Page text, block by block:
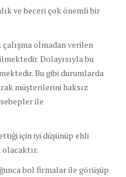
ve beceri çok önemli bir
olmadan verilen
Dolayısıyla bu
Bu gibi durumlarda
müşterilerini haksız
ile
için iyi düşünüp ehli
bol firmalar ile görüşüp